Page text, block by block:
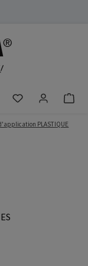
Vous avez 0
PLASTIQUE